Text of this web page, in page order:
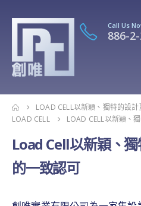
Call Us
886-
LOAD CELL以新穎、獨特的設
LOAD CELL
LOAD CELL以新穎、
Load Cell以新穎、
的一致認可